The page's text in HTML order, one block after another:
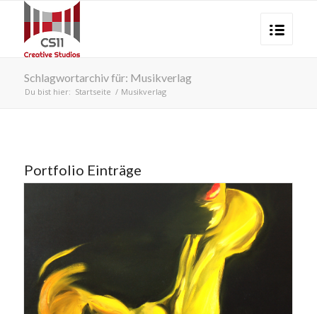
Schlagwortarchiv für: Musikverlag
Du bist hier: Startseite / Musikverlag
Portfolio Einträge